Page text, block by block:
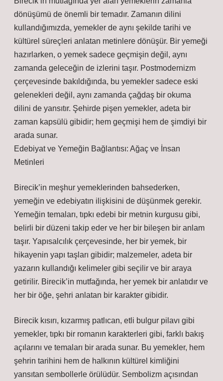
dönüşümü de önemli bir temadır. Zamanın dilini
kullandığımızda, yemekler de aynı şekilde tarihi ve
kültürel süreçleri anlatan metinlere dönüşür. Bir yemeği
hazırlarken, o yemek sadece geçmişin değil, aynı
zamanda geleceğin de izlerini taşır. Postmodernizm
çerçevesinde bakıldığında, bu yemekler sadece eski
gelenekleri değil, aynı zamanda çağdaş bir okuma
dilini de yansıtır. Şehirde pişen yemekler, adeta bir
zaman kapsülü gibidir; hem geçmişi hem de şimdiyi bir
arada sunar.
Edebiyat ve Yemeğin Bağlantısı: Ağaç ve İnsan
Metinleri
Birecik’in meşhur yemeklerinden bahsederken,
yemeğin ve edebiyatın ilişkisini de düşünmek gerekir.
Yemeğin temaları, tıpkı edebi bir metnin kurgusu gibi,
belirli bir düzeni takip eder ve her bir bileşen bir anlam
taşır. Yapısalcılık çerçevesinde, her bir yemek, bir
hikayenin yapı taşları gibidir; malzemeler, adeta bir
yazarın kullandığı kelimeler gibi seçilir ve bir araya
getirilir. Birecik’in mutfağında, her yemek bir anlatıdır ve
her bir öğe, şehri anlatan bir karakter gibidir.
Birecik kısırı, kızarmış patlıcan, etli bulgur pilavı gibi
yemekler, tıpkı bir romanın karakterleri gibi, farklı bakış
açılarını ve temaları bir arada sunar. Bu yemekler, hem
şehrin tarihini hem de halkının kültürel kimliğini
yansıtan sembollerle örülüdür. Sembolizm açısından